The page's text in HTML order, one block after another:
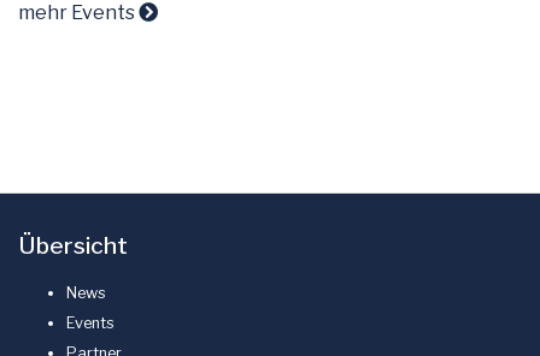
mehr Events
Übersicht
News
Events